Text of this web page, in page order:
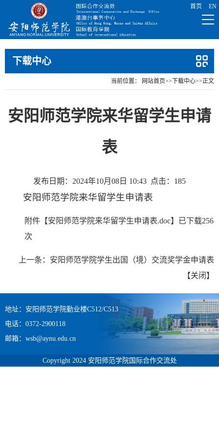
下载中心
当前位置： 网站首页>> 下载中心>>正文
安阳师范学院来华留学生申请
表
发布日期：2024年10月08日 10:43 点击： 185
安阳师范学院来华留学生申请表
附件【安阳师范学院来华留学生申请表.doc】已下载256
次
上一条： 安阳师范学院学生出国（境）交流奖学金申请表
【关闭 】
地址：安阳师范学院勤业楼C512/C513
电话：0372-2900118
邮箱：wsb@aynu.edu.cn
Copyright 2024 安阳师范学院国际合作交流处